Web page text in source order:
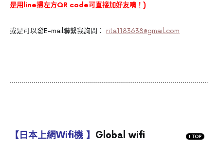
是用line掃左方QR code可直接加好友唷！)
或是可以發E-mail聯繫我詢問： rita1183638@gmail.com
【日本上網Wifi機 】 Global wifi